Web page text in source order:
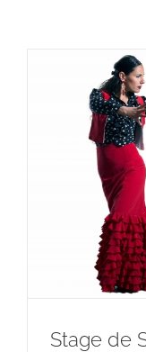
Stage de